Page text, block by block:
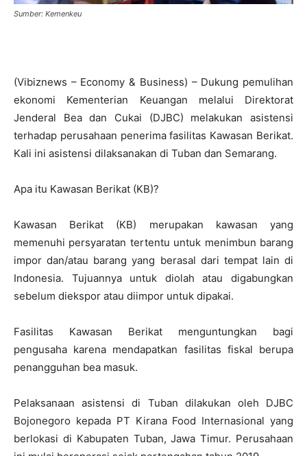
Sumber: Kemenkeu
(Vibiznews – Economy & Business) – Dukung pemulihan
ekonomi Kementerian Keuangan melalui Direktorat
Jenderal Bea dan Cukai (DJBC) melakukan asistensi
terhadap perusahaan penerima fasilitas Kawasan Berikat.
Kali ini asistensi dilaksanakan di Tuban dan Semarang.
Apa itu Kawasan Berikat (KB)?
Kawasan Berikat (KB) merupakan kawasan yang
memenuhi persyaratan tertentu untuk menimbun barang
impor dan/atau barang yang berasal dari tempat lain di
Indonesia. Tujuannya untuk diolah atau digabungkan
sebelum diekspor atau diimpor untuk dipakai.
Fasilitas Kawasan Berikat menguntungkan bagi
pengusaha karena mendapatkan fasilitas fiskal berupa
penangguhan bea masuk.
Pelaksanaan asistensi di Tuban dilakukan oleh DJBC
Bojonegoro kepada PT Kirana Food Internasional yang
berlokasi di Kabupaten Tuban, Jawa Timur. Perusahaan